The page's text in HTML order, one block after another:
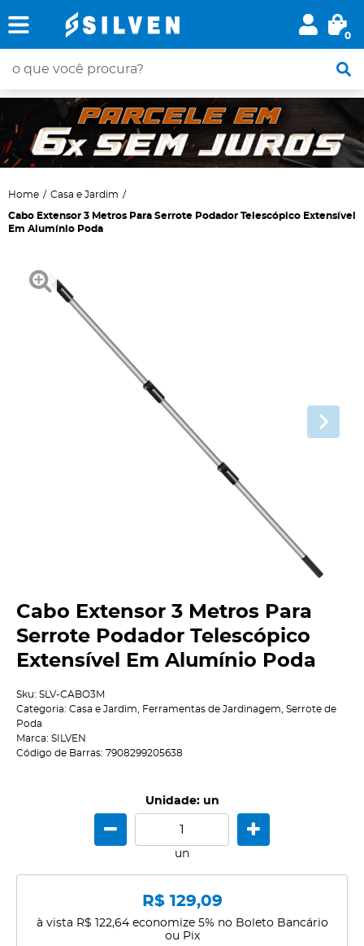
0
Home Casa e Jardim
Cabo Extensor 3 Metros Para Serrote Podador Telescópico Extensível
Em Alumínio Poda
Cabo Extensor 3 Metros Para
Serrote Podador Telescópico
Extensível Em Alumínio Poda
Sku: SLV-CABO3M
Categoria: Casa e Jardim Ferramentas de Jardinagem Serrote de
Poda
Marca: SILVEN
Código de Barras: 7908299205638
Unidade: un
un
R$ 129,09
à vista R$ 122,64economize 5% no Boleto Bancário
ou Pix